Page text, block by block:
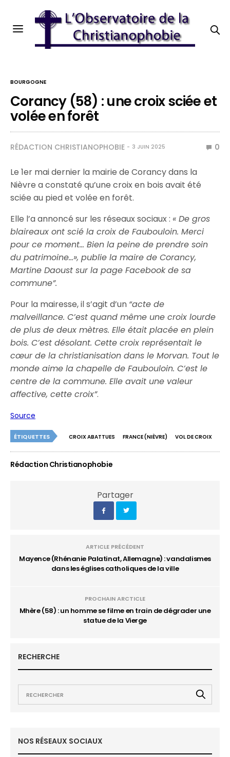
BOURGOGNE
Corancy (58) : une croix sciée et
volée en forêt
RÉDACTION CHRISTIANOPHOBIE 3 JUIN 2025 0
Le 1er mai dernier la mairie de Corancy dans la
Nièvre a constaté qu’une croix en bois avait été
sciée au pied et volée en forêt.
Elle l’a annoncé sur les réseaux sociaux : « De gros
blaireaux ont scié la croix de Faubouloin. Merci
pour ce moment… Bien la peine de prendre soin
du patrimoine…», publie la maire de Corancy,
Martine Daoust sur la page Facebook de sa
commune”.
Pour la mairesse, il s’agit d’un “acte de
malveillance. C’est quand même une croix lourde
de plus de deux mètres. Elle était placée en plein
bois. C’est désolant. Cette croix représentait le
cœur de la christianisation dans le Morvan. Tout le
monde aime la chapelle de Faubouloin. C’est le
centre de la commune. Elle avait une valeur
affective, cette croix”.
Source
ÉTIQUETTES CROIX ABATTUES FRANCE (NIÈVRE) VOL DE CROIX
Rédaction Christianophobie
Partager
ARTICLE PRÉCÉDENT
Mayence (Rhénanie Palatinat, Allemagne) : vandalismes
dans les églises catholiques de la ville
PROCHAIN ARCTICLE
Mhère (58) : un homme se filme en train de dégrader une
statue de la Vierge
RECHERCHE
NOS RÉSEAUX SOCIAUX